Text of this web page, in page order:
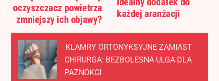
oczyszczacz powietrza
zmniejszy ich objawy?
każdej aranżacji
KLAMRY ORTONYKSYJNE ZAMIAST
CHIRURGA: BEZBOLESNA ULGA DLA
PAZNOKCI